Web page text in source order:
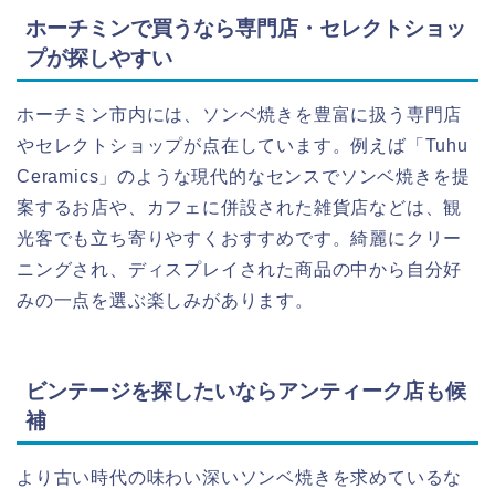
ホーチミンで買うなら専門店・セレクトショッ
プが探しやすい
ホーチミン市内には、ソンベ焼きを豊富に扱う専門店
やセレクトショップが点在しています。例えば「Tuhu
Ceramics」のような現代的なセンスでソンベ焼きを提
案するお店や、カフェに併設された雑貨店などは、観
光客でも立ち寄りやすくおすすめです。綺麗にクリー
ニングされ、ディスプレイされた商品の中から自分好
みの一点を選ぶ楽しみがあります。
ビンテージを探したいならアンティーク店も候
補
より古い時代の味わい深いソンベ焼きを求めているな